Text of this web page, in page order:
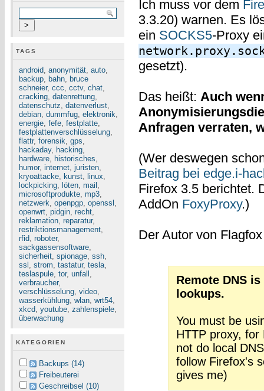
TAGS
android, anonymität, auto,
backup, bahn, bruce
schneier, ccc, cctv, chat,
cracking, datenrettung,
datenschutz, datenverlust,
debian, dummfug, elektronik,
energie, fefe, festplatte,
festplattenverschlüsselung,
flattr, forensik, gps,
hackaday, hacking,
hardware, historisches,
humor, internet, juristen,
kryoattacke, kunst, linux,
lockpicking, löten, mail ,
microsoftprodukte, mp3,
netzwerk, openpgp, openssl ,
openwrt, pidgin, recht,
reklamation, reparatur,
restriktionsmanagement,
rfid, roboter,
sackgassensoftware,
sicherheit, spionage, ssh,
ssl , strom, tastatur, tesla,
teslaspule, tor, unfall ,
verbraucher,
verschlüsselung, video,
wasserkühlung, wlan, wrt54,
xkcd, youtube, zahlenspiele,
überwachung
KATEGORIEN
Backups (14)
Freibeuterei
Geschreibsel (10)
Ich muss vor dem
3.3.20) warnen. Es
ein SOCKS5-Proxy
gesetzt).
Das heißt: Auch
Anfragen verraten,
(Wer deswegen
Beitrag bei edge.i-
Firefox 3.5 berichtet.
AddOn FoxyProxy.)
Der Autor von
Remote DNS
lookups.
You must be
HTTP proxy,
not do local
follow Firefox's
gives me)